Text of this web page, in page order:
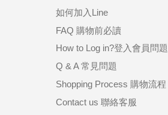
如何加入Line
FAQ 購物前必讀
How to Log in?登入會員問題
Q & A 常見問題
Shopping Process 購物流程
Contact us 聯絡客服